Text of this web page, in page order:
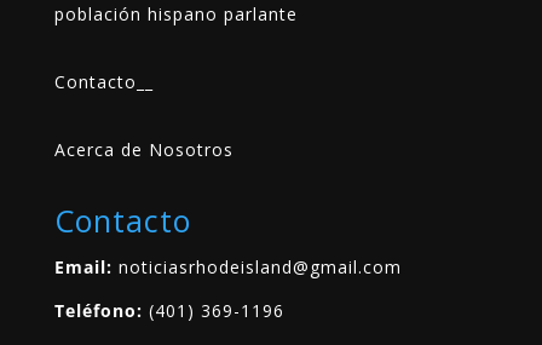
población hispano parlante
Contacto
Acerca de Nosotros
Contacto
Email: noticiasrhodeisland@gmail.com
Teléfono: (401) 369-1196